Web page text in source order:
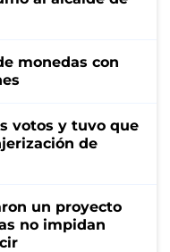
monedas con
votos y tuvo que
de
un proyecto
no impidan